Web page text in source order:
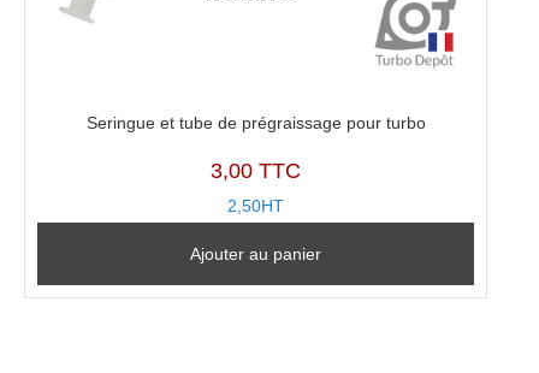
Seringue et tube de prégraissage pour turbo
3,00 TTC
2,50HT
Ajouter au panier